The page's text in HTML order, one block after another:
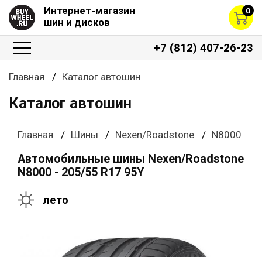
Интернет-магазин
шин и дисков
0
+7 (812) 407-26-23
Главная Каталог автошин
Каталог автошин
Главная Шины Nexen/Roadstone N8000
Автомобильные шины Nexen/Roadstone
N8000 - 205/55 R17 95Y
лето